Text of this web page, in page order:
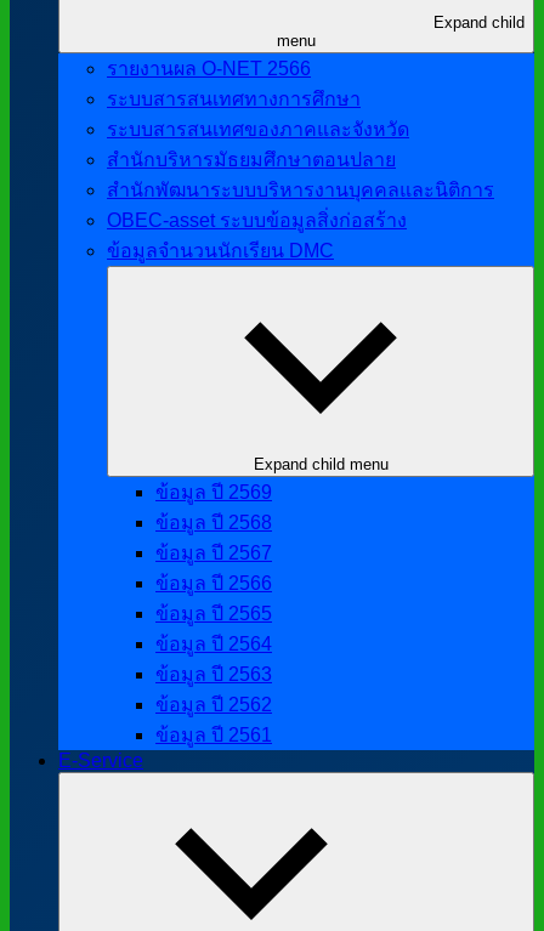
Expand child
menu
รายงานผล O-NET 2566
ระบบสารสนเทศทางการศึกษา
ระบบสารสนเทศของภาคและจังหวัด
สำนักบริหารมัธยมศึกษาตอนปลาย
สำนักพัฒนาระบบบริหารงานบุคคลและนิติการ
OBEC-asset ระบบข้อมูลสิ่งก่อสร้าง
ข้อมูลจำนวนนักเรียน DMC
Expand child menu
ข้อมูล ปี 2569
ข้อมูล ปี 2568
ข้อมูล ปี 2567
ข้อมูล ปี 2566
ข้อมูล ปี 2565
ข้อมูล ปี 2564
ข้อมูล ปี 2563
ข้อมูล ปี 2562
ข้อมูล ปี 2561
E-Service